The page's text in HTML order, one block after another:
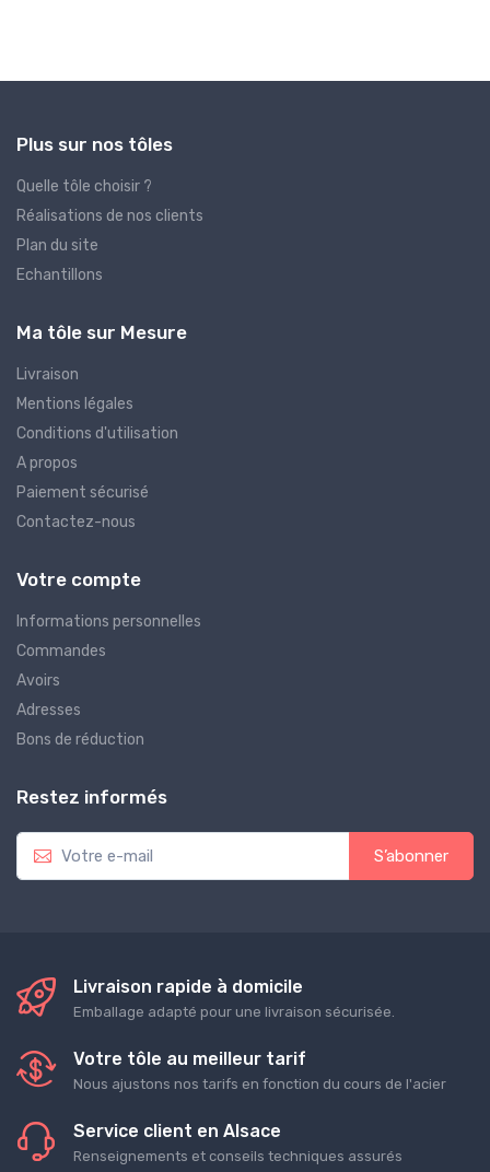
Plus sur nos tôles
Quelle tôle choisir ?
Réalisations de nos clients
Plan du site
Echantillons
Ma tôle sur Mesure
Livraison
Mentions légales
Conditions d'utilisation
A propos
Paiement sécurisé
Contactez-nous
Votre compte
Informations personnelles
Commandes
Avoirs
Adresses
Bons de réduction
Restez informés
S’abonner
Livraison rapide à domicile
Emballage adapté pour une livraison sécurisée.
Votre tôle au meilleur tarif
Nous ajustons nos tarifs en fonction du cours de l'acier
Service client en Alsace
Renseignements et conseils techniques assurés